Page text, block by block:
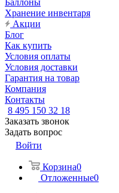
Баллоны
Хранение инвентаря
Акции
Блог
Как купить
Условия оплаты
Условия доставки
Гарантия на товар
Компания
Контакты
8 495 150 32 18
Заказать звонок
Задать вопрос
Войти
Корзина0
Отложенные0